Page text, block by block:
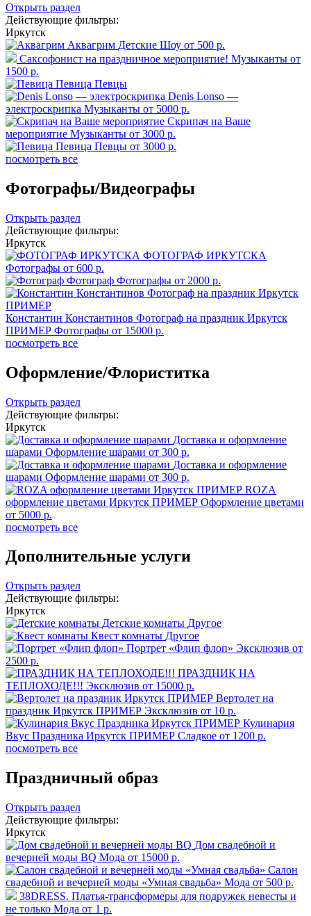
Открыть раздел
Действующие фильтры:
Иркутск
Аквагрим Детские Шоу от 500 р.
Саксофонист на праздничное мероприятие! Музыканты от
1500 р.
Певица Певцы
Denis Lonso —
электроскрипка Музыканты от 5000 р.
Скрипач на Ваше
мероприятие Музыканты от 3000 р.
Певица Певцы от 3000 р.
посмотреть все
Фотографы/Видеографы
Открыть раздел
Действующие фильтры:
Иркутск
ФОТОГРАФ ИРКУТСКА
Фотографы от 600 р.
Фотограф Фотографы от 2000 р.
Константин Константинов Фотограф на праздник Иркутск
ПРИМЕР Фотографы от 15000 р.
посмотреть все
Оформление/Флориститка
Открыть раздел
Действующие фильтры:
Иркутск
Доставка и оформление
шарами Оформление шарами от 300 р.
Доставка и оформление
шарами Оформление шарами от 300 р.
ROZA
оформление цветами Иркутск ПРИМЕР Оформление цветами
от 5000 р.
посмотреть все
Дополнительные услуги
Открыть раздел
Действующие фильтры:
Иркутск
Детские комнаты Другое
Квест комнаты Другое
Портрет «Флип флоп» Эксклюзив от
2500 р.
ПРАЗДНИК НА
ТЕПЛОХОДЕ!!! Эксклюзив от 15000 р.
Вертолет на
праздник Иркутск ПРИМЕР Эксклюзив от 10 р.
Кулинария
Вкус Праздника Иркутск ПРИМЕР Сладкое от 1200 р.
посмотреть все
Праздничный образ
Открыть раздел
Действующие фильтры:
Иркутск
Дом свадебной и
вечерней моды BQ Мода от 15000 р.
Салон
свадебной и вечерней моды «Умная свадьба» Мода от 500 р.
38DRESS. Платья-трансформеры для подружек невесты и
не только Мода от 1 р.